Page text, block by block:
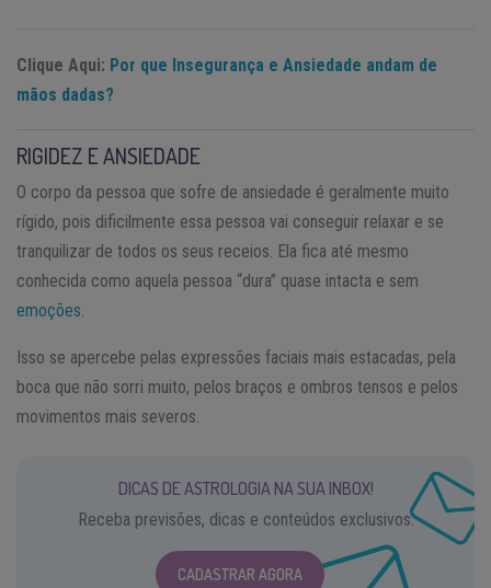
Clique Aqui: Por que Insegurança e Ansiedade andam de
mãos dadas?
RIGIDEZ E ANSIEDADE
O corpo da pessoa que sofre de ansiedade é geralmente muito
rígido, pois dificilmente essa pessoa vai conseguir relaxar e se
tranquilizar de todos os seus receios. Ela fica até mesmo
conhecida como aquela pessoa “dura” quase intacta e sem
emoções
Isso se apercebe pelas expressões faciais mais estacadas, pela
boca que não sorri muito, pelos braços e ombros tensos e pelos
movimentos mais severos.
DICAS DE ASTROLOGIA NA SUA INBOX!
Receba previsões, dicas e conteúdos exclusivos.
CADASTRAR AGORA